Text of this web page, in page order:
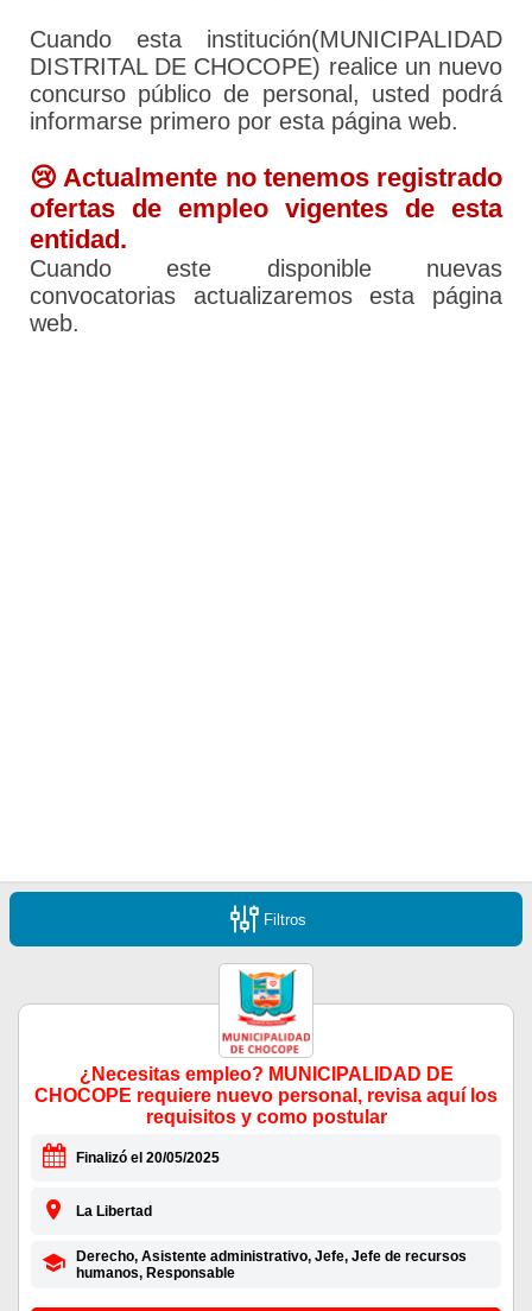
Cuando esta institución(MUNICIPALIDAD
DISTRITAL DE CHOCOPE) realice un nuevo
concurso público de personal, usted podrá
informarse primero por esta página web.
😢 Actualmente no tenemos registrado
ofertas de empleo vigentes de esta
entidad.
Cuando este disponible nuevas
convocatorias actualizaremos esta página
web.
Filtros
¿Necesitas empleo? MUNICIPALIDAD DE
CHOCOPE requiere nuevo personal, revisa aquí los
requisitos y como postular
Finalizó el 20/05/2025
La Libertad
Derecho, Asistente administrativo, Jefe, Jefe de recursos
humanos, Responsable